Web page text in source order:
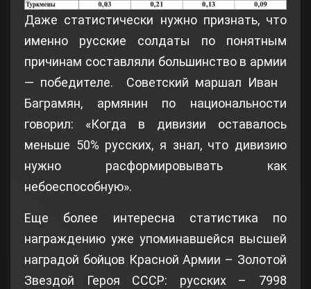
Даже статистически нужно признать, что
именно русские солдаты по понятным
причинам составляли большинство в армии
— победителе. Советский маршал Иван
Баграмян, армянин по национальности
говорил: «Когда в дивизии оставалось
меньше 50% русских, я знал, что дивизию
нужно расформировывать как
небоеспособную».
Еще более интересна статистика по
награждению уже упоминавшейся высшей
наградой бойцов Красной Армии – Золотой
Звездой Героя СССР: русских – 7998